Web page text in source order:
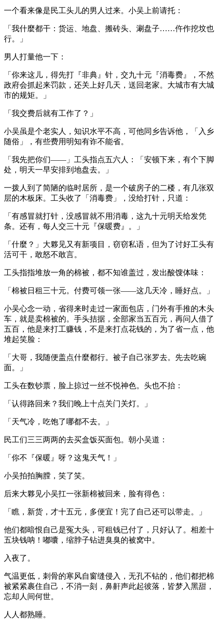
一个看来像是民工头儿的男人过来。小吴上前请托：
「我什麼都干：货运、地盘、搬砖头、涮盘子……仵作挖坟也
行。」
男人打量他一下：
「你来这儿，得先打『非典』针，交九十元『消毒费』，不然
政府会抓起来罚款，还关上好几天，送回老家。大城市有大城
市的规矩。」
「我交费后就有工作了？」
小吴虽是个老实人，知识水平不高，可他同乡告诉他，「入乡
随俗」，有些费用明知有诈不能省。
「我先把你们——」工头指点五六人：「安顿下来，有个下脚
处，明天一早安排到地盘去。」
一拨人到了简陋的临时居所，是一个破房子的二楼，有几张双
层的木板床。工头收了「消毒费」，没给打针，只道：
「有感冒就打针，没感冒就不用消毒，这九十元明天给发凭
条。还有，每人交三十元『保暖费』。」
「什麼？」大夥见又有新项目，窃窃私语，但为了讨好工头有
活可干，敢怒不敢言。
工头指指堆放一角的棉被，都不知谁盖过，发出酸馊体味：
「棉被日租三十元。付费可领一张——这几天冷，睡好点。」
小吴心念一动，省得来时走过一家面包店，门外有手推的木头
车，就是卖棉被的。手头拮据，全部家当五百元，再问人借了
五百，他是来打工赚钱，不是来打点花钱的，为了省一点，他
堆起笑脸：
「大哥，我随便盖点什麼都行。被子自己张罗去。先去吃碗
面。」
工头在数钞票，脸上掠过一丝不悦神色。头也不抬：
「认得路回来？我们晚上十点关门关灯。」
「天气冷，吃饱了哪都不去。」
民工们三三两两的去买盒饭买面包。朝小吴道：
「你不『保暖』呀？这鬼天气！」
小吴拍拍胸膛，笑了笑。
后来大夥见小吴扛一张新棉被回来，脸有得色：
「瞧，新货，才十五元，多便宜！完了自己还可以带走。」
他们都暗恨自己是冤大头，可租钱已付了，只好认了。相差十
五块钱呐！嘟囔，缩脖子钻进臭臭的被窝中。
入夜了。
气温更低，刺骨的寒风自窗缝侵入，无孔不钻的，他们都把棉
被紧紧裹住自己，不消一刻，鼻鼾声此起彼落，皆梦入黑甜，
忘却人间何世。
人人都熟睡。